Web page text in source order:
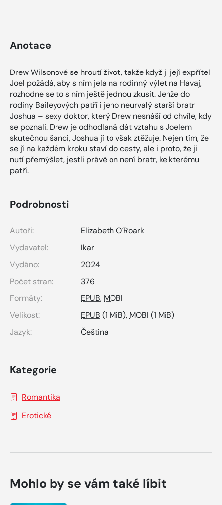
Anotace
Drew Wilsonové se hroutí život, takže když ji její expřítel
Joel požádá, aby s ním jela na rodinný výlet na Havaj,
rozhodne se to s ním ještě jednou zkusit. Jenže do
rodiny Baileyových patří i jeho neurvalý starší bratr
Joshua – sexy doktor, který Drew nesnáší od chvíle, kdy
se poznali. Drew je odhodlaná dát vztahu s Joelem
skutečnou šanci, Joshua jí to však ztěžuje. Nejen tím, že
se jí na každém kroku staví do cesty, ale i proto, že ji
nutí přemýšlet, jestli právě on není bratr, ke kterému
patří.
Podrobnosti
Autoři:
Elizabeth O´Roark
Vydavatel:
Ikar
Vydáno:
2024
Počet stran:
376
Formáty:
EPUB, MOBI
Velikost:
EPUB (1 MiB), MOBI (1 MiB)
Jazyk:
Čeština
Kategorie
Romantika
Erotické
Mohlo by se vám také líbit